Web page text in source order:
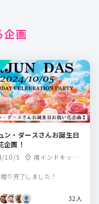
企画
ン・ダースさんお誕生日
企画！
10/5 location_on 南インドキッチ
り完了しました！
32人